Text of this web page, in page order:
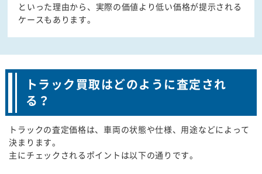
といった理由から、実際の価値より低い価格が提示される
ケースもあります。
トラック買取はどのように査定され
る？
トラックの査定価格は、車両の状態や仕様、用途などによって
決まります。
主にチェックされるポイントは以下の通りです。